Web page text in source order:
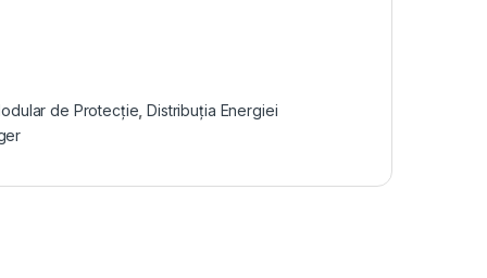
de Protecție,Distribuția Energiei